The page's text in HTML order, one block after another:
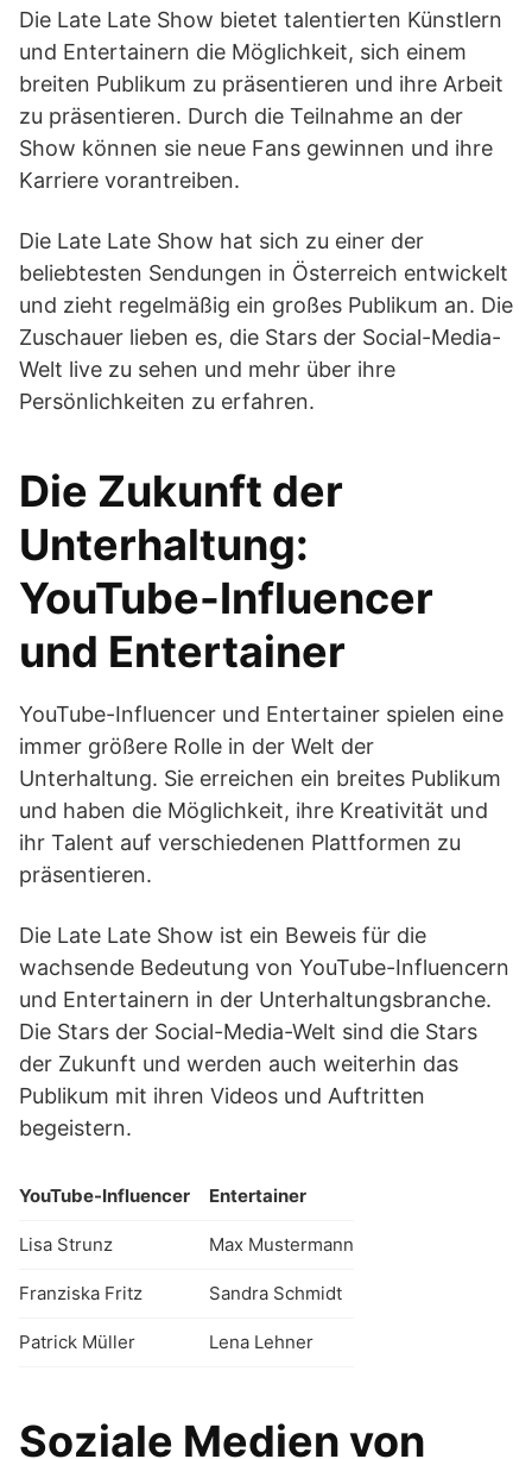
Die Late Late Show bietet talentierten Künstlern
und Entertainern die Möglichkeit, sich einem
breiten Publikum zu präsentieren und ihre Arbeit
zu präsentieren. Durch die Teilnahme an der
Show können sie neue Fans gewinnen und ihre
Karriere vorantreiben.
Die Late Late Show hat sich zu einer der
beliebtesten Sendungen in Österreich entwickelt
und zieht regelmäßig ein großes Publikum an. Die
Zuschauer lieben es, die Stars der Social-Media-
Welt live zu sehen und mehr über ihre
Persönlichkeiten zu erfahren.
Die Zukunft der
Unterhaltung:
YouTube-Influencer
und Entertainer
YouTube-Influencer und Entertainer spielen eine
immer größere Rolle in der Welt der
Unterhaltung. Sie erreichen ein breites Publikum
und haben die Möglichkeit, ihre Kreativität und
ihr Talent auf verschiedenen Plattformen zu
präsentieren.
Die Late Late Show ist ein Beweis für die
wachsende Bedeutung von YouTube-Influencern
und Entertainern in der Unterhaltungsbranche.
Die Stars der Social-Media-Welt sind die Stars
der Zukunft und werden auch weiterhin das
Publikum mit ihren Videos und Auftritten
begeistern.
YouTube-Influencer Entertainer
Lisa Strunz Max Mustermann
Franziska Fritz Sandra Schmidt
Patrick Müller Lena Lehner
Soziale Medien von